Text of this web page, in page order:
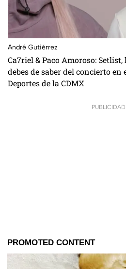
André Gutiérrez
Ca7riel & Paco Amoroso:
debes de saber del concierto en
Deportes de la CDMX
PUBLICIDAD